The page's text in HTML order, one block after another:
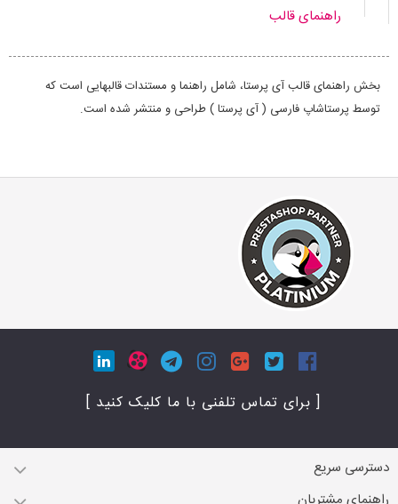
راهنمای قالب
بخش راهنمای قالب آی پرستا، شامل راهنما و مستندات قالبهایی است که
توسط پرستاشاپ فارسی ( آی پرستا ) طراحی و منتشر شده است.
[ برای تماس تلفنی با ما کلیک کنید ]
دسترسی سریع